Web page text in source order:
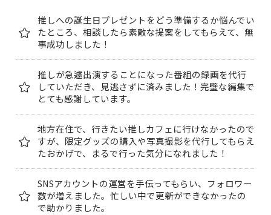
推しへの誕生日プレゼントをどう準備するか悩んでい
たところ、相談したら素敵な提案をしてもらえて、無
事成功しました！
推しが急遽出演することになった番組の録画を代行
していただき、見逃さずに済みました！完璧な編集で
とても感謝しています。
地方在住で、行きたい推しカフェに行けなかったので
すが、限定グッズの購入や写真撮影を代行してもらえ
たおかげで、まるで行った気分になれました！
SNSアカウントの運営を手伝ってもらい、フォロワー
数が増えました。忙しい中で更新ができなかったの
で助かりました。